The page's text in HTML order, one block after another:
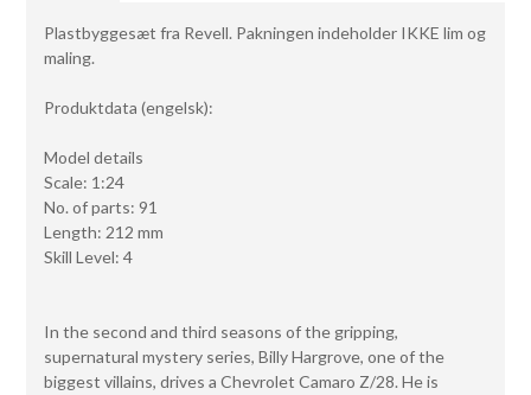
Plastbyggesæt fra Revell. Pakningen indeholder IKKE lim og
maling.
Produktdata (engelsk):
Model details
Scale: 1:24
No. of parts: 91
Length: 212 mm
Skill Level: 4
In the second and third seasons of the gripping,
supernatural mystery series, Billy Hargrove, one of the
biggest villains, drives a Chevrolet Camaro Z/28. He is